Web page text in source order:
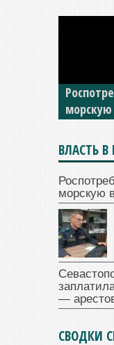
В Крыму
изъяли
ГИБДД
ВЛАСТЬ
морскую
—
СВОДКИ